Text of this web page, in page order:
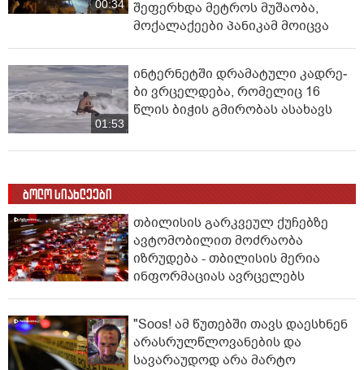
00:34
შეფერხდა მეტროს მუშაობა,
მოქალაქეები პანიკამ მოიცვა
01:53
ინ­ტერ­ნეტ­ში დრა­მა­ტუ­ლი კად­რე­
ბი ვრცელდება, რომელიც 16
წლის ბიჭის გმირობას ასახავს
ბოლო სიახლეები
თბილისის გარკვეულ ქუჩებზე
ავტომობილით მოძრაობა
იზრუდება - თბილისის მერია
ინფორმაციას ავრცელებს
"Soos! ამ წუთებში თავს დაესხნენ
არასრულწლოვანების და
სავარაუდოდ არა მარტო